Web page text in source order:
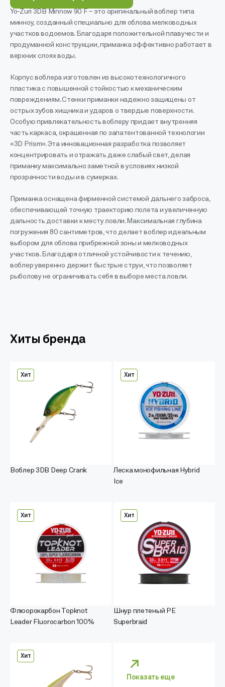
Yo-Zuri 3DB Minnow 90 F – это оригинальный воблер типа
минноу, созданный специально для облова мелководных
участков водоемов. Благодаря положительной плавучести и
продуманной конструкции, приманка эффективно работает в
верхних слоях воды.
Корпус воблера изготовлен из высокотехнологичного
пластика с повышенной стойкостью к механическим
повреждениям. Стенки приманки надежно защищены от
острых зубов хищника и ударов о твердые поверхности.
Особую привлекательность воблеру придает внутренняя
часть каркаса, окрашенная по запатентованной технологии
«3D Prism». Эта инновационная разработка позволяет
концентрировать и отражать даже слабый свет, делая
приманку максимально заметной в условиях низкой
прозрачности воды и в сумерках.
Приманка оснащена фирменной системой дальнего заброса,
обеспечивающей точную траекторию полета и увеличенную
дальность доставки к месту ловли. Максимальная глубина
погружения 80 сантиметров, что делает воблер идеальным
выбором для облова прибрежной зоны и мелководных
участков. Благодаря отличной устойчивости к течению,
воблер уверенно держит быстрые струи, что позволяет
рыболову не ограничивать себя в выборе места ловли.
Хиты бренда
Хит
Воблер 3DB Deep Crank
Хит
Леска монофильная Hybrid
Ice
Хит
Флюорокарбон Topknot
Leader Fluorocarbon 100%
Хит
Шнур плетеный PE
Superbraid
Хит
Показать еще